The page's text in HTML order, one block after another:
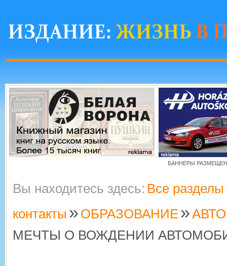
БАННЕРЫ РАЗМЕЩЕНЫ
Вы находитесь здесь: Все разделы
контакты » ОБРАЗОВАНИЕ»
МЕЧТЫ О ВОЖДЕНИИ